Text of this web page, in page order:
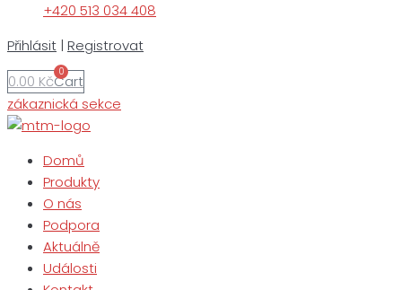
+420 513 034 408
Přihlásit | Registrovat
0.00 Kč
0
Cart
zákaznická sekce
Domů
Produkty
O nás
Podpora
Aktuálně
Události